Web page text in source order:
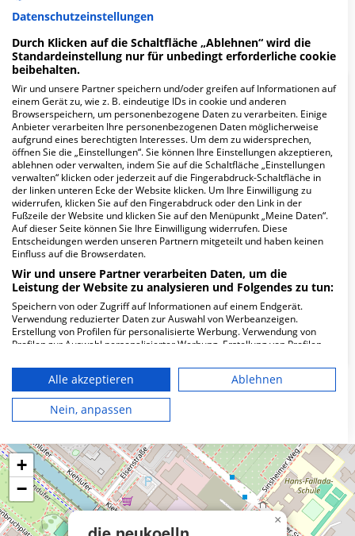
Mehr Informationen
FAQ
Hier ﬁnden Sie häuﬁg gestellte Fragen zu dieser Klinik.
Wie lautet die Adresse von die neukoelln
praxis MVZ?
Roseggerstr. 38
12059 Berlin
Wie ist die Telefonnummer von die neukoelln
praxis MVZ?
Karte
×
+
−
Datenschutzeinstellungen
Durch Klicken auf die Schaltfläche „Ablehnen“ wird die
Standardeinstellung nur für unbedingt erforderliche cookie
beibehalten.
Wir und unsere Partner speichern und/oder greifen auf Informationen auf
einem Gerät zu, wie z. B. eindeutige IDs in cookie und anderen
Browserspeichern, um personenbezogene Daten zu verarbeiten. Einige
Anbieter verarbeiten Ihre personenbezogenen Daten möglicherweise
aufgrund eines berechtigten Interesses. Um dem zu widersprechen,
öffnen Sie die „Einstellungen“. Sie können Ihre Einstellungen akzeptieren,
ablehnen oder verwalten, indem Sie auf die Schaltfläche „Einstellungen
verwalten“ klicken oder jederzeit auf die Fingerabdruck-Schaltfläche in
der linken unteren Ecke der Website klicken. Um Ihre Einwilligung zu
widerrufen, klicken Sie auf den Fingerabdruck oder den Link in der
Fußzeile der Website und klicken Sie auf den Menüpunkt „Meine Daten“.
Auf dieser Seite können Sie Ihre Einwilligung widerrufen. Diese
Entscheidungen werden unseren Partnern mitgeteilt und haben keinen
Einfluss auf die Browserdaten.
Wir und unsere Partner verarbeiten Daten, um die
Leistung der Website zu analysieren und Folgendes zu tun:
Speichern von oder Zugriff auf Informationen auf einem Endgerät.
Verwendung reduzierter Daten zur Auswahl von Werbeanzeigen.
Erstellung von Profilen für personalisierte Werbung. Verwendung von
Profilen zur Auswahl personalisierter Werbung. Erstellung von Profilen
personalisierter Inhalte. Messung der Werbeleistung. Messung der
Performance von Inhalten. Analyse von Zielgruppen durch Statistiken
oder Kombinationen von Daten aus verschiedenen Quellen. Entwicklung
und Verbesserung der Angebote. Verwendung reduzierter Daten zur
Auswahl von Inhalten.
die USA gesendet werden.
Ihre Einwilligung und die cookie Richtlinie gelten ausschließlich für diese
Website/App.
Partnerliste anzeigen (1 IAB-Anbieter)
Wir nutzen Ihre Daten für folgende Zwecke:
Alle akzeptieren
Ablehnen
Nein, anpassen